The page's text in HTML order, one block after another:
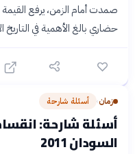
صمدت أمام الزمن، يرفع القيمة
حضاري بالغ الأهمية في التاريخ
زمان› أسئلة شارحة
أسئلة شارحة:
السودان 2011